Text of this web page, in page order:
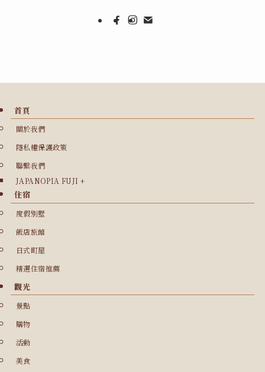
首頁
關於我們
隱私權保護政策
聯繫我們
JAPANOPIA FUJI +
住宿
度假別墅
飯店旅館
日式町屋
精選住宿推薦
觀光
景點
購物
活動
美食